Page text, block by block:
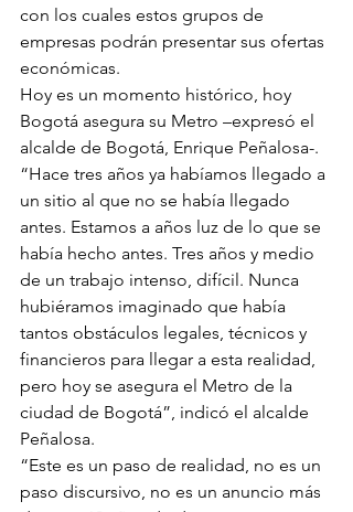
con los cuales estos grupos de
empresas podrán presentar sus ofertas
económicas.
Hoy es un momento histórico, hoy
Bogotá asegura su Metro –expresó el
alcalde de Bogotá, Enrique Peñalosa-.
“Hace tres años ya habíamos llegado a
un sitio al que no se había llegado
antes. Estamos a años luz de lo que se
había hecho antes. Tres años y medio
de un trabajo intenso, difícil. Nunca
hubiéramos imaginado que había
tantos obstáculos legales, técnicos y
financieros para llegar a esta realidad,
pero hoy se asegura el Metro de la
ciudad de Bogotá”, indicó el alcalde
Peñalosa.
“Este es un paso de realidad, no es un
paso discursivo, no es un anuncio más